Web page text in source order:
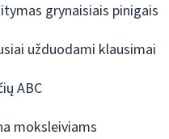
grynaisiais pinigais
užduodami klausimai
ABC
moksleiviams